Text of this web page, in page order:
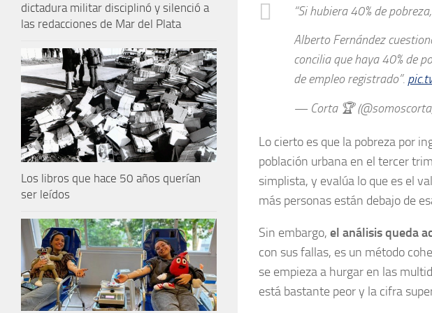
“Si hubiera 40% de
Alberto Fernández
concilia que haya 40% de
de empleo registrado”.
— Corta 🏆
Lo cierto es que la pobreza por
población urbana en el tercer
simplista, y evalúa lo que es el
más personas están debajo de
Sin embargo, el análisis queda
con sus fallas, es un método
se empieza a hurgar en las
está bastante peor y la cifra
dictadura militar disciplinó y silenció a
las redacciones de Mar del Plata
Los libros que hace 50 años querían
ser leídos